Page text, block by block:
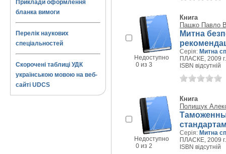
Приклади оформлення
бланка вимоги
Перелік наукових
спеціальностей
Скорочені таблиці УДК
українською мовою на веб-
сайті UDCS
Недоступно
0 из 3
Книга
Пашко Павло
Митна
Серія: Митна
ПЛАСКЕ, 2009 г.
ISBN відсутній
Недоступно
0 из 2
Книга
Полищук
Серія: Митна
ПЛАСКЕ, 2009 г.
ISBN відсутній